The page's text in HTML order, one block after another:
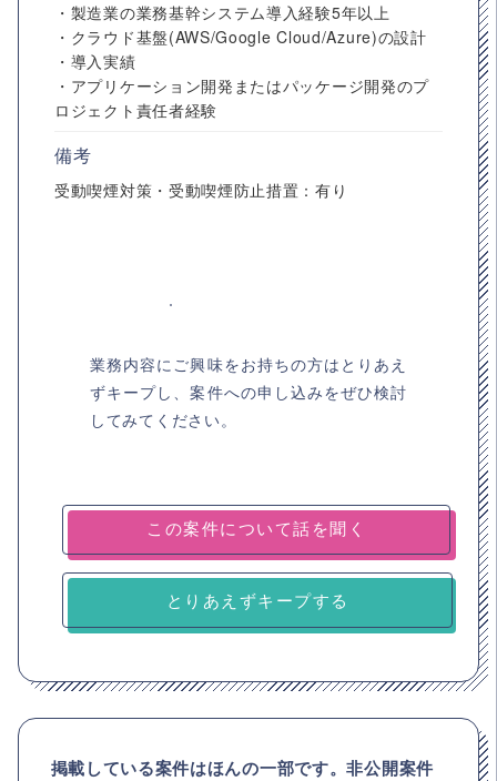
・製造業の業務基幹システム導入経験5年以上
・クラウド基盤(AWS/Google Cloud/Azure)の設計
・導入実績
・アプリケーション開発またはパッケージ開発のプ
ロジェクト責任者経験
備考
受動喫煙対策・受動喫煙防止措置：有り
業務内容にご興味をお持ちの方はとりあえ
ずキープし、案件への申し込みをぜひ検討
してみてください。
とりあえずキープする
掲載している案件はほんの一部です。非公開案件